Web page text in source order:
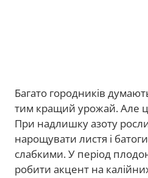
Багато городників
тим кращий урожай. Але
При надлишку азоту
нарощувати листя і
слабкими. У період
робити акцент на